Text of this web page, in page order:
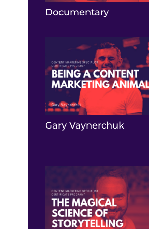
Documentary
Gary Vaynerchuk